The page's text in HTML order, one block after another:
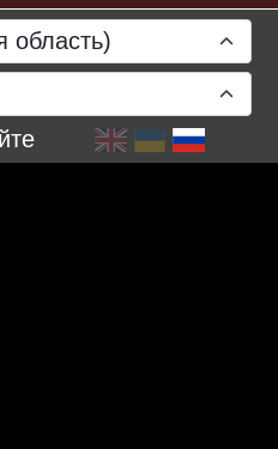
область)